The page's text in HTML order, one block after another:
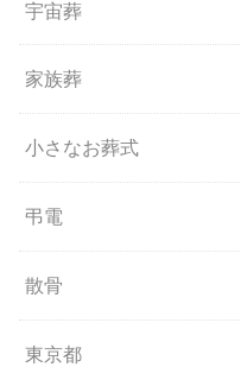
宇宙葬
家族葬
小さなお葬式
弔電
散骨
東京都